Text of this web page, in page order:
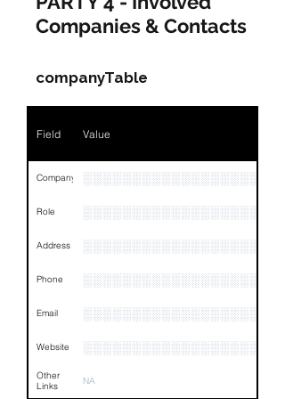
Name
Position
Phone NA
Email
Links NA
Companies & Contacts
companyTable
Field Value
Company
Role
Address
Phone
Email
Website
Other
Links
NA